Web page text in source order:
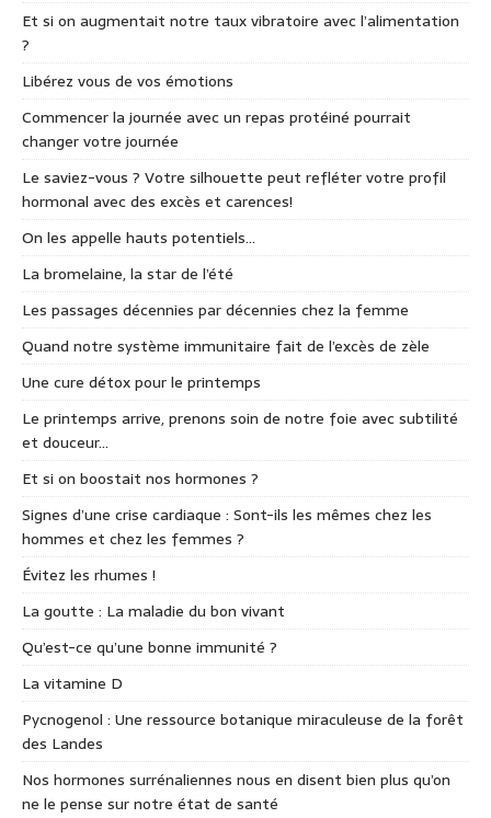
Et si on augmentait notre taux vibratoire avec l’alimentation
?
Libérez vous de vos émotions
Commencer la journée avec un repas protéiné pourrait
changer votre journée
Le saviez-vous ? Votre silhouette peut refléter votre profil
hormonal avec des excès et carences!
On les appelle hauts potentiels…
La bromelaine, la star de l’été
Les passages décennies par décennies chez la femme
Quand notre système immunitaire fait de l’excès de zèle
Une cure détox pour le printemps
Le printemps arrive, prenons soin de notre foie avec subtilité
et douceur…
Et si on boostait nos hormones ?
Signes d’une crise cardiaque : Sont-ils les mêmes chez les
hommes et chez les femmes ?
Évitez les rhumes !
La goutte : La maladie du bon vivant
Qu’est-ce qu’une bonne immunité ?
La vitamine D
Pycnogenol : Une ressource botanique miraculeuse de la forêt
des Landes
Nos hormones surrénaliennes nous en disent bien plus qu’on
ne le pense sur notre état de santé